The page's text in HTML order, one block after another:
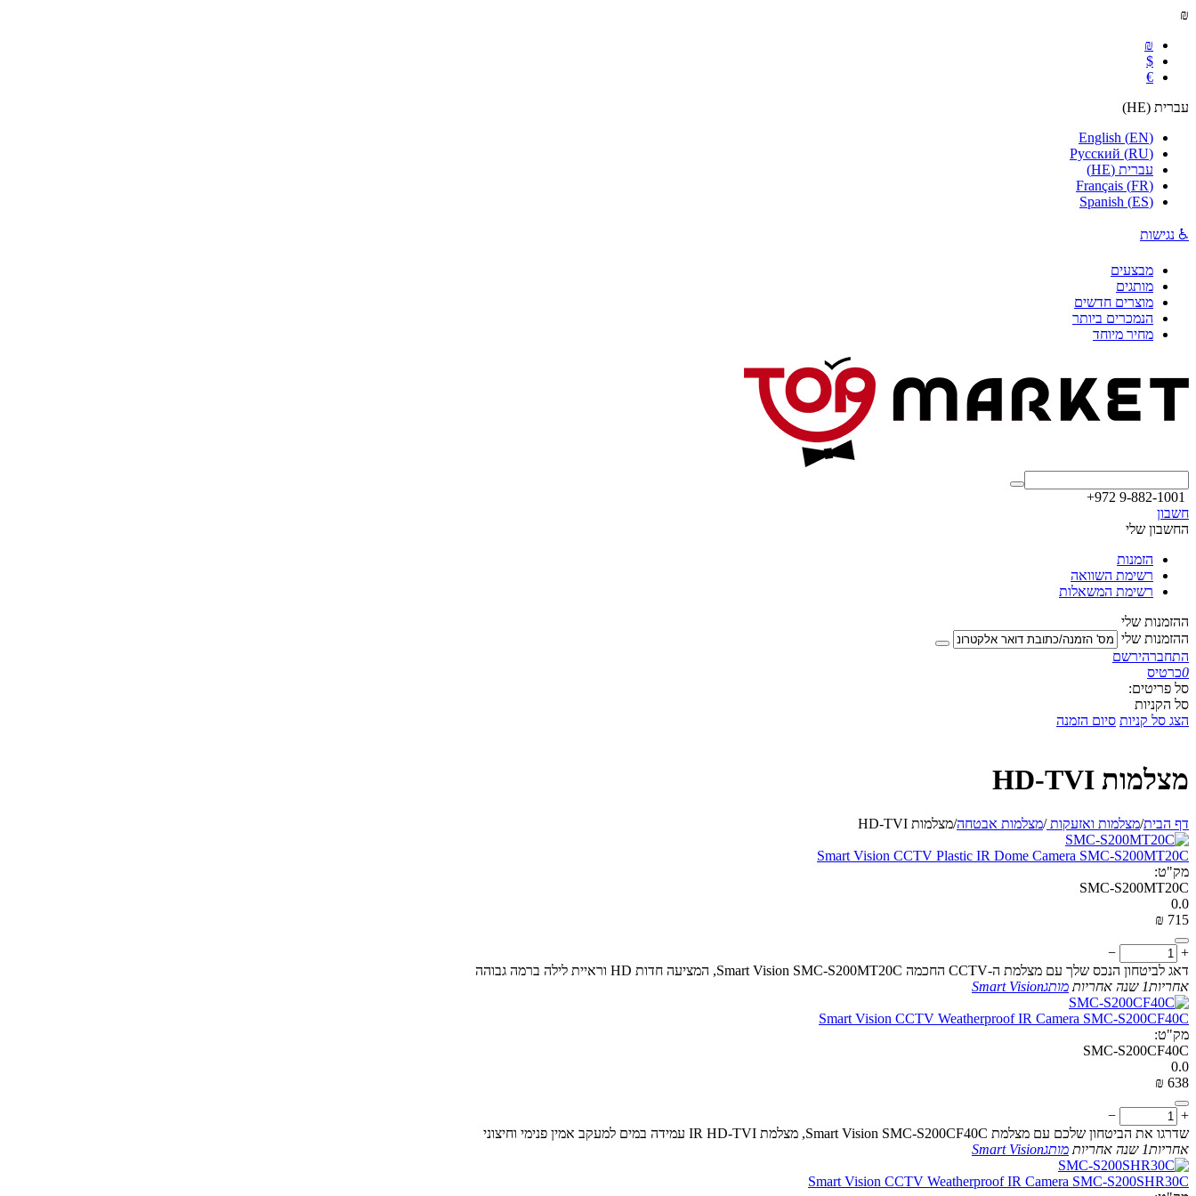
₪
₪
$
€
עברית (
HE
)
English (EN)
Русский (RU)
עברית (
HE
)
Français (FR)
Spanish (ES)
♿ נגישות
מבצעים
מותגים
מוצרים חדשים
הנמכרים ביותר
מחיר מיוחד
+972 9-882-1001
חשבון
החשבון שלי
הזמנות
רשימת השוואה
רשימת המשאלות
ההזמנות שלי
ההזמנות שלי
התחברהירשם
0כרטיס
סל פריטים:
סל הקניות
הצג סל קניות סיום הזמנה
מצלמות HD-TVI
דף הבית/מצלמות ואזעקות/מצלמות אבטחה/מצלמות HD-TVI
Smart Vision CCTV Plastic IR Dome Camera SMC-S200MT20C
מק"ט:
SMC-S200MT20C
0.0
₪ ‍715‍
+
−
דאג לביטחון הנכס שלך עם מצלמת ה-CCTV החכמה Smart Vision SMC-S200MT20C, המציעה חדות HD וראיית לילה ברמה גבוהה
אחריות1 שנה אחריות מותגSmart Vision
Smart Vision CCTV Weatherproof IR Camera SMC-S200CF40C
מק"ט:
SMC-S200CF40C
0.0
₪ ‍638‍
+
−
שדרגו את הביטחון שלכם עם מצלמת Smart Vision SMC-S200CF40C, מצלמת IR HD-TVI עמידה במים למעקב אמין פנימי וחיצוני
אחריות1 שנה אחריות מותגSmart Vision
Smart Vision CCTV Weatherproof IR Camera SMC-S200SHR30C